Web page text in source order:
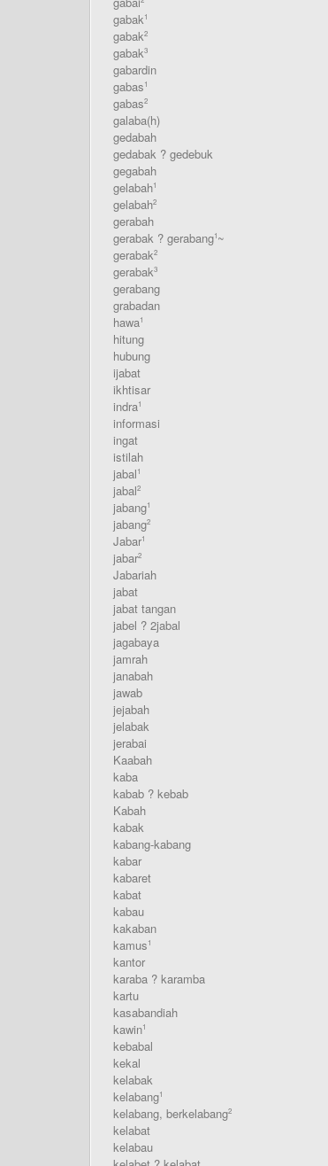
gabak1
gabak2
gabak3
gabardin
gabas1
gabas2
galaba(h)
gedabah
gedabak ? gedebuk
gegabah
gelabah1
gelabah2
gerabah
gerabak ? gerabang1~
gerabak2
gerabak3
gerabang
grabadan
hawa1
hitung
hubung
ijabat
ikhtisar
indra1
informasi
ingat
istilah
jabal1
jabal2
jabang1
jabang2
Jabar1
jabar2
Jabariah
jabat
jabat tangan
jabel ? 2jabal
jagabaya
jamrah
janabah
jawab
jejabah
jelabak
jerabai
Kaabah
kaba
kabab ? kebab
Kabah
kabak
kabang-kabang
kabar
kabaret
kabat
kabau
kakaban
kamus1
kantor
karaba ? karamba
kartu
kasabandiah
kawin1
kebabal
kekal
kelabak
kelabang1
kelabang, berkelabang2
kelabat
kelabau